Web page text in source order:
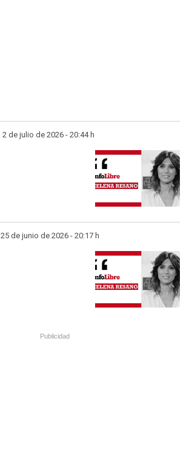
2 de julio de 2026 - 20:44 h
25 de junio de 2026 - 20:17 h
Publicidad